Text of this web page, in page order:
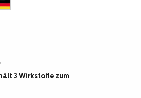
3 Wirkstoffe zum